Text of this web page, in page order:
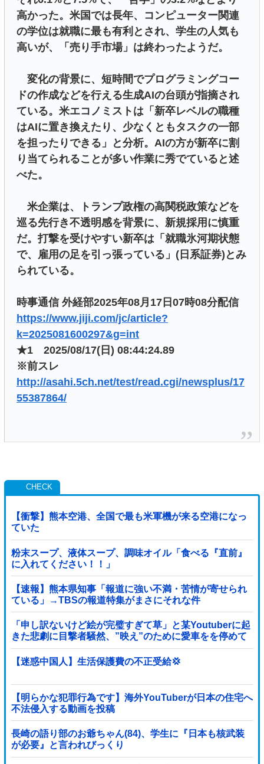
高かった。米国では長年、コンピューター関連
の学位は就職に最も有利とされ、学生の人気も
高いが、「売り手市場」は終わったようだ。
変化の背景に、短時間でプログラミングコー
ドの作成などを行える生成AIの台頭が指摘され
ている。米エコノミストは「新卒レベルの職種
はAIに置き換えたり、少なくともタスクの一部
を担ったりできる」と分析。AIの方が新卒に割
り当てられることが多い作業に秀でていると述
べた。
米企業は、トランプ政権の高関税政策などを
巡る先行き不透明感を背景に、新規採用に慎重
だ。打撃を受けやすい新卒は「就職氷河期状態
で、雇用の足を引っ張っている」(日系証券)とみ
られている。
時事通信 外経部2025年08月17日07時08分配信
https://www.jiji.com/jc/article?
k=2025081600297&g=int
★1 2025/08/17(日) 08:44:24.89
※前スレ
http://asahi.5ch.net/test/read.cgi/newsplus/17
55387864/
【衝撃】熊本空港、全国で最も米軍機が来る空港になっ
ていた
粉末スープ、液体スープ、調味オイル「食べる『直前』
に入れてください！！」
【速報】熊本県知事「報道に強い不満・苦情が寄せられ
ている」→TBSの報道特集がまさにそれな件
「申し訳ないけど絵が完璧すぎて草」と某Youtuberに起
きた悲劇に目撃者騒然、”映え”のために愛車をを停めて
撮影していたら……
【迷惑中国人】生活保護費の不正受給💢
【明らかな犯罪行為です】海外YouTuberが日本の住宅へ
不法侵入する動画を投稿
長崎の語り部のお爺ちゃん(84)、学生に『日本も核武装
が必要』と言われびっくり